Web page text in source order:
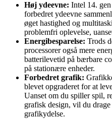
Høj ydeevne: Intel 14.
forbedret ydeevne
øget hastighed og
problemfri oplevelse,
Energibesparelse: Trods
processorer også mere
batterilevetid på bærbare
på stationære enheder.
Forbedret grafik:
blevet opgraderet for at
Uanset om du spiller spil,
grafisk design, vil du
grafikydelse.